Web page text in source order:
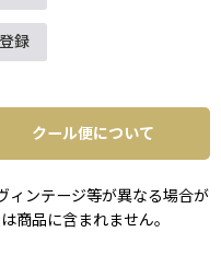
録
クール便について
ィンテージ等が異なる場合が
商品に含まれません。